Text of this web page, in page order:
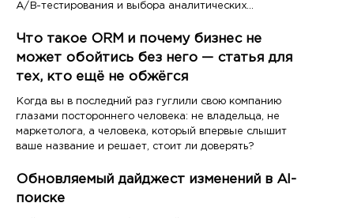
A/B-тестирования и выбора аналитических
Что такое ORM и почему бизнес не
может обойтись без него — статья для
тех, кто ещё не обжёгся
Когда вы в последний раз гуглили свою компанию
глазами постороннего человека: не владельца, не
маркетолога, а человека, который впервые слышит
ваше название и решает, стоит ли доверять?
Обновляемый дайджест изменений в AI-
поиске